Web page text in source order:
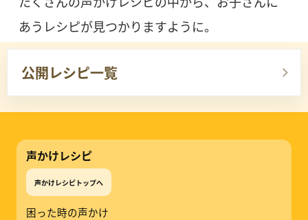
あうレシピが見つかりますように。
公開レシピ一覧
声かけレシピ
声かけレシピトップへ
困った時の声かけ